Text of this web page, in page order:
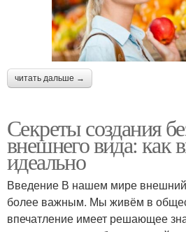
читать дальше →
Секреты создания
внешнего вида: как
идеально
Введение В нашем мире внешний
более важным. Мы живём в
впечатление имеет решающее